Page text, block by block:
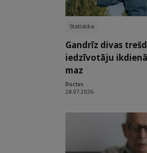
Statistika
Gandrīz divas
iedzīvotāju
maz
Doctus
28.07.2026.